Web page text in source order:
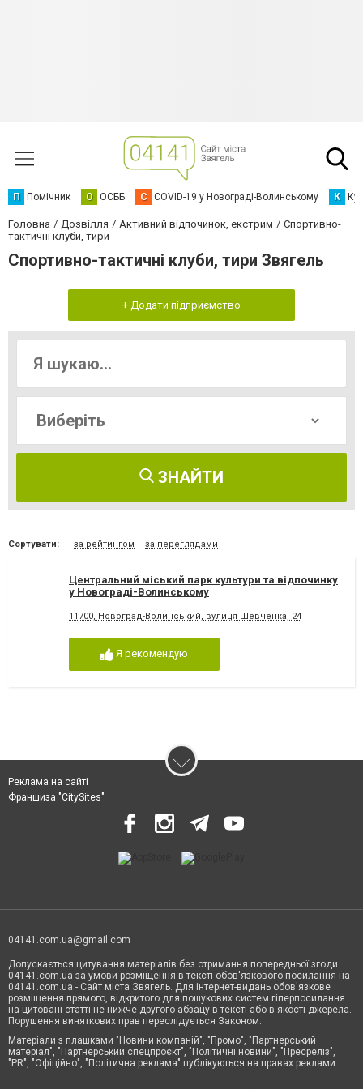
П Помічник О ОСББ C COVID-19 у Новограді-Волинському К
Головна Дозвілля Активний відпочинок, екстрим
Спортивно-
тактичні клуби, тири
Спортивно-тактичні клуби, тири Звягель
+ Додати підприємство
ЗНАЙТИ
Сортувати: за рейтингом за переглядами
Центральний міський парк культури та відпочинку
у Новограді-Волинському
11700, Новоград-Волинський, вулиця Шевченка, 24
Я рекомендую
Реклама на сайті
Франшиза "CitySites"
04141.com.ua@gmail.com
Допускається цитування матеріалів без отримання попередньої згоди
04141.com.ua за умови розміщення в тексті обов'язкового посилання на
04141.com.ua - Сайт міста Звягель. Для інтернет-видань обов'язкове
розміщення прямого, відкритого для пошукових систем гіперпосилання
на цитовані статті не нижче другого абзацу в тексті або в якості джерела.
Порушення виняткових прав переслідується Законом.
Матеріали з плашками "Новини компаній", "Промо", "Партнерський
матеріал", "Партнерський спецпроєкт", "Політичні новини", "Пресреліз",
"PR", "Офіційно", "Політична реклама" публікуються на правах реклами.